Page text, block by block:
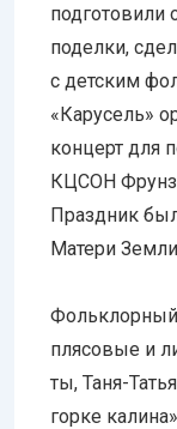
подготовили
поделки,
с детским
«Карусель»
концерт для
КЦСОН
Праздник
Матери
плясовые и
ты, Таня-
горке